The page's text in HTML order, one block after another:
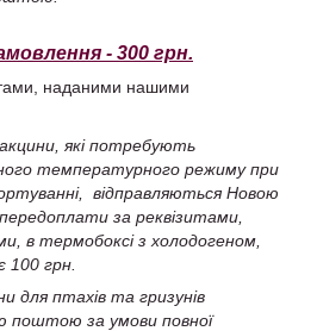
- 300 грн.
наданими нашими
які потребують
температурного режиму при
відправляються Новою
за реквізитами,
в термобоксі з холодогеном,
грн.
для птахів та гризунів
поштою за умови повної